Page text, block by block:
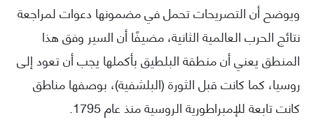
ويوضح أن التصريحات تحمل في مضمونها دعوات لمراجعة
نتائج الحرب العالمية الثانية، مضيفًا أن السير وفق هذا
المنطق يعني أن منطقة البلطيق بأكملها يجب أن تعود إلى
روسيا، كما كانت قبل الثورة (البلشفية)، بوصفها مناطق
كانت تابعة للإمبراطورية الروسية منذ عام 1795.